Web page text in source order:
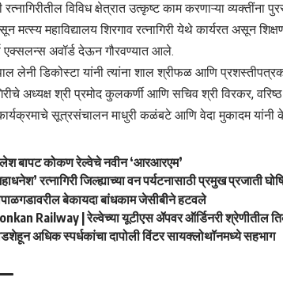
रत्नागिरीतील विविध क्षेत्रात उत्कृष्ट काम करणाऱ्या
मत्स्य महाविद्यालय शिरगाव रत्नागिरी येथे कार्यरत असून
एक्सलन्स अवॉर्ड देऊन गौरवण्यात आले.
लेनी डिकोस्टा यांनी त्यांना शाल श्रीफळ आणि
अध्यक्ष श्री प्रमोद कुलकर्णी आणि सचिव श्री विरकर,
सूत्रसंचालन माधुरी कळंबटे आणि वेदा मुकादम यांनी
बापट कोकण रेल्वेचे नवीन ‘आरआरएम’
रत्नागिरी जिल्ह्याच्या वन पर्यटनासाठी प्रमुख प्रजाती
बेकायदा बांधकाम जेसीबीने हटवले
Railway | रेल्वेच्या यूटीएस ॲपवर ऑर्डिनरी श्रेणीतील
अधिक स्पर्धकांचा दापोली विंटर सायक्लोथॉनमध्ये सहभाग